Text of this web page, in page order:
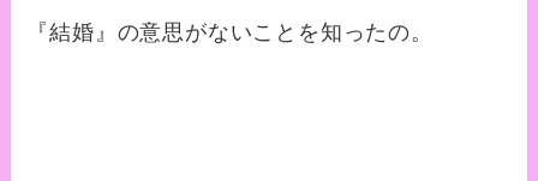
『結婚』の意思がないことを知ったの。